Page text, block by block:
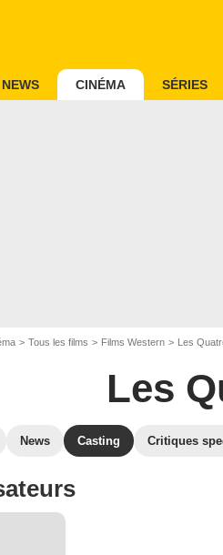
NEWS CINÉMA SÉRIES
Tous les films Films Western Les
Les
News Casting Critiques